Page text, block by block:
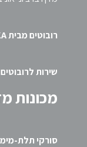
רובוטים מבית KUKA
שירות לרובוטים
מכונות
סורקי תלת-